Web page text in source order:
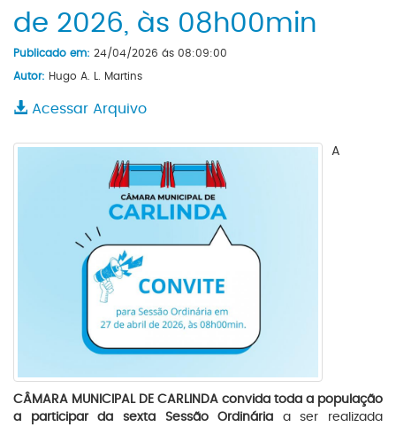
de 2026, às 08h00min
Publicado em: 24/04/2026 ás 08:09:00
Autor: Hugo A. L. Martins
Acessar Arquivo
A
CÂMARA MUNICIPAL DE CARLINDA convida toda a população
a participar da sexta Sessão Ordinária a ser realizada